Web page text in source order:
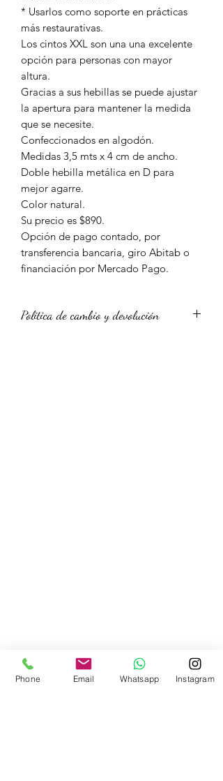
* Usarlos como soporte en prácticas
más restaurativas.
Los cintos XXL son una una excelente
opción para personas con mayor
altura.
Gracias a sus hebillas se puede ajustar
la apertura para mantener la medida
que se necesite.
Confeccionados en algodón.
Medidas 3,5 mts x 4 cm de ancho.
Doble hebilla metálica en D para
mejor agarre.
Color natural.
Su precio es $890.
Opción de pago contado, por
transferencia bancaria, giro Abitab o
financiación por Mercado Pago.
Politica de cambio y devolución
Phone Email Whatsapp Instagram